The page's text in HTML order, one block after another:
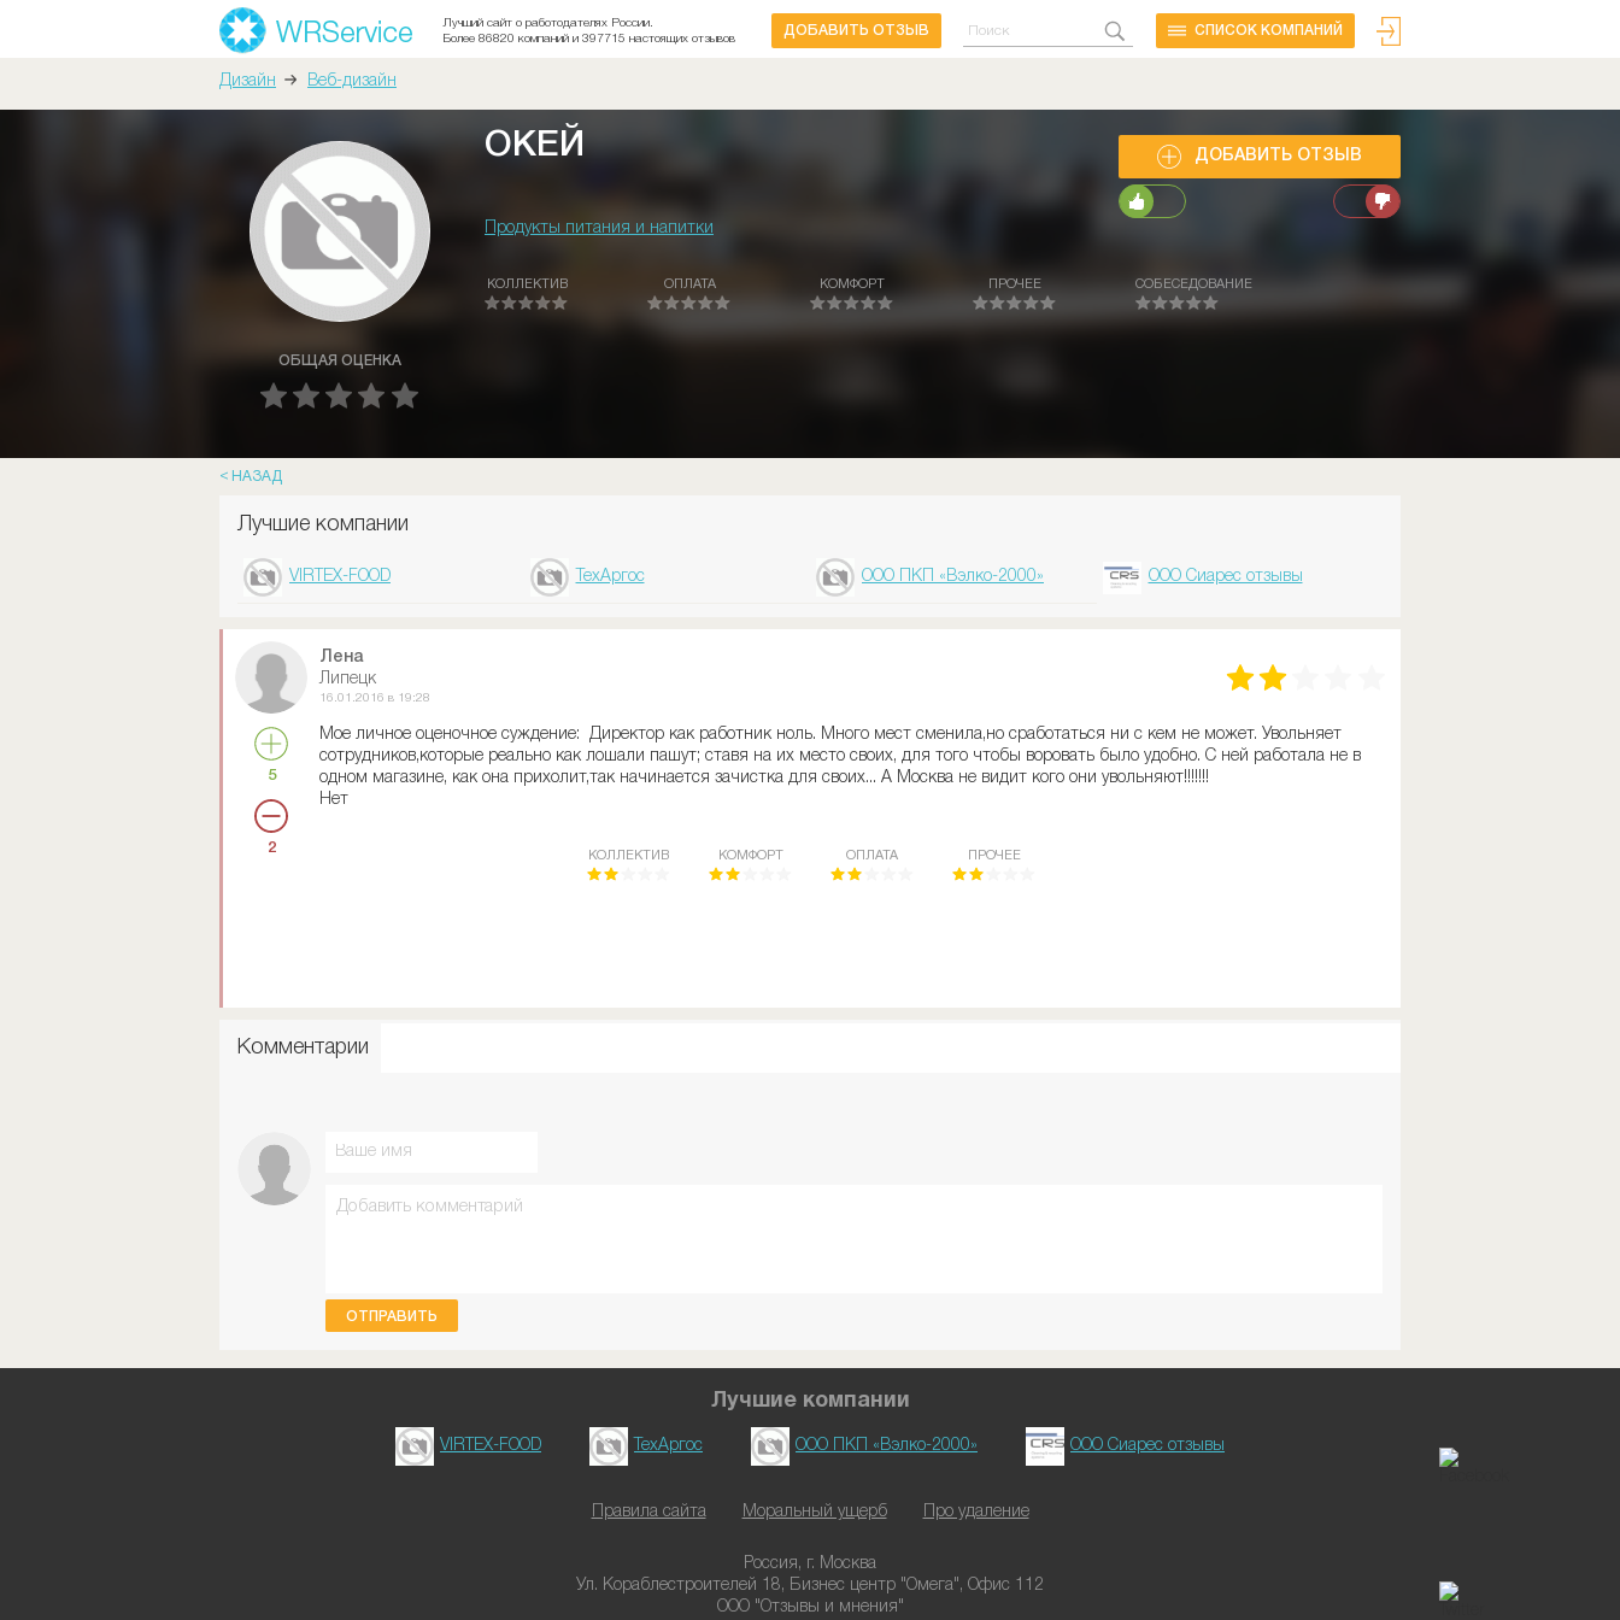
Лучший сайт о работодателях России.
Более 86820 компаний и 397715 настоящих отзывов
ДОБАВИТЬ ОТЗЫВ CПИСОК КОМПАНИЙ
Дизайн Веб-дизайн
ОБЩАЯ ОЦЕНКА
ОКЕЙ
Продукты питания и напитки
ДОБАВИТЬ ОТЗЫВ
КОЛЛЕКТИВ ОПЛАТА КОМФОРТ ПРОЧЕЕ СОБЕСЕДОВАНИЕ
НАЗАД
Лучшие компании
VIRTEX-FOOD ТехАргос ООО ПКП «Вэлко-2000» ООО Сиарес отзывы
5
2
Лена
Липецк
16.01.2016 в 19:28
Мое личное оценочное суждение: Директор как работник ноль. Много мест сменила,но сработаться ни с кем не может. Увольняет
сотрудников,которые реально как лошали пашут; ставя на их место своих, для того чтобы воровать было удобно. С ней работала не в
одном магазине, как она прихолит,так начинается зачистка для своих... А Москва не видит кого они увольняют!!!!!!!
Нет
КОЛЛЕКТИВ КОМФОРТ ОПЛАТА ПРОЧЕЕ
Комментарии
ОТПРАВИТЬ
Лучшие компании
VIRTEX-FOOD ТехАргос ООО ПКП «Вэлко-2000» ООО Сиарес отзывы
Правила сайта Моральный ущерб Про удаление
Россия, г. Москва
Ул. Кораблестроителей 18, Бизнес центр "Омега", Офис 112
ООО "Отзывы и мнения"